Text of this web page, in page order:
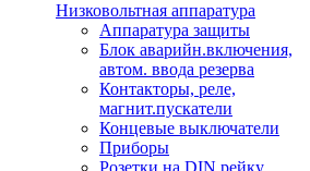
Низковольтная аппаратура
Аппаратура защиты
Блок аварийн.включения,
автом. ввода резерва
Контакторы, реле,
магнит.пускатели
Концевые выключатели
Приборы